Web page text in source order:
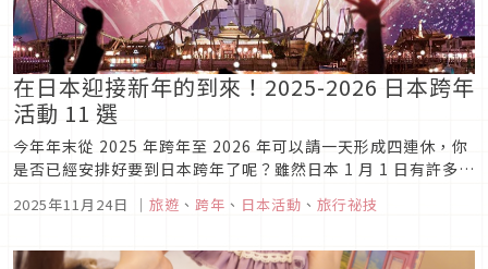
在日本迎接新年的到來！2025-2026 日本跨年
活動 11 選
今年年末從 2025 年跨年至 2026 年可以請一天形成四連休，你
是否已經安排好要到日本跨年了呢？雖然日本 1 月 1 日有許多商
是初日（1/1）卻是有許多可以參加的活動喔！無論是在飯店裡
2025年11月24日 ｜ 旅遊 、 跨年 、 日本活動 、 旅行祕技